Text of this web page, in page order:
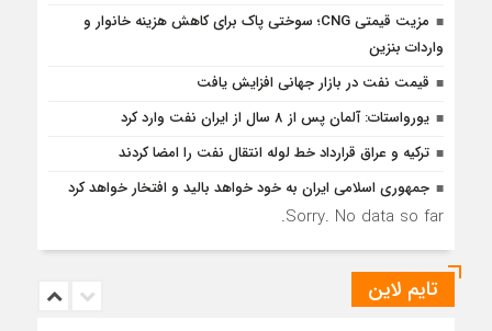
مزیت قیمتی CNG؛ سوختی پاک برای کاهش هزینه خانوار و
واردات بنزین
قیمت نفت در بازار جهانی افزایش یافت
یورواستات: آلمان پس از 8 سال از ایران نفت وارد کرد
ترکیه و عراق قرارداد خط لوله انتقال نفت را امضا کردند
جمهوری اسلامی ایران به خود خواهد بالید و افتخار خواهد کرد
Sorry. No data so far.
تایم لاین